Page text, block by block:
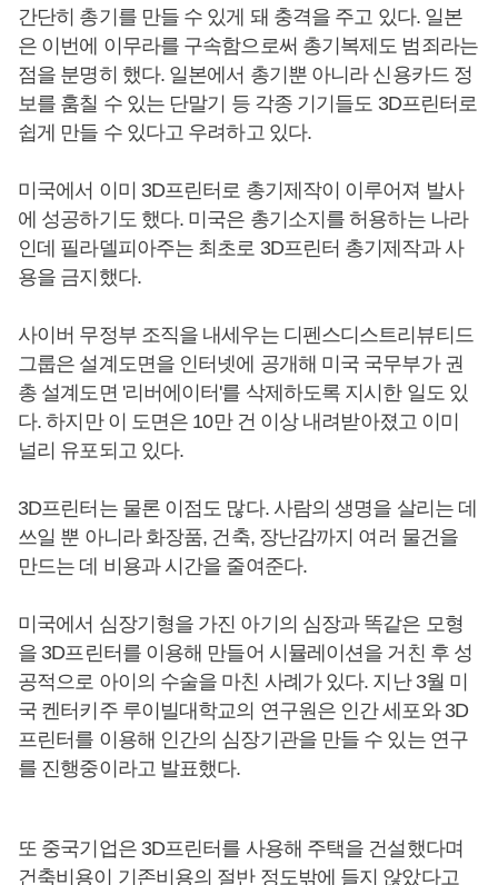
간단히 총기를 만들 수 있게 돼 충격을 주고 있다. 일본
은 이번에 이무라를 구속함으로써 총기복제도 범죄라는
점을 분명히 했다. 일본에서 총기뿐 아니라 신용카드 정
보를 훔칠 수 있는 단말기 등 각종 기기들도 3D프린터로
쉽게 만들 수 있다고 우려하고 있다.
미국에서 이미 3D프린터로 총기제작이 이루어져 발사
에 성공하기도 했다. 미국은 총기소지를 허용하는 나라
인데 필라델피아주는 최초로 3D프린터 총기제작과 사
용을 금지했다.
사이버 무정부 조직을 내세우는 디펜스디스트리뷰티드
그룹은 설계도면을 인터넷에 공개해 미국 국무부가 권
총 설계도면 '리버에이터'를 삭제하도록 지시한 일도 있
다. 하지만 이 도면은 10만 건 이상 내려받아졌고 이미
널리 유포되고 있다.
3D프린터는 물론 이점도 많다. 사람의 생명을 살리는 데
쓰일 뿐 아니라 화장품, 건축, 장난감까지 여러 물건을
만드는 데 비용과 시간을 줄여준다.
미국에서 심장기형을 가진 아기의 심장과 똑같은 모형
을 3D프린터를 이용해 만들어 시뮬레이션을 거친 후 성
공적으로 아이의 수술을 마친 사례가 있다. 지난 3월 미
국 켄터키주 루이빌대학교의 연구원은 인간 세포와 3D
프린터를 이용해 인간의 심장기관을 만들 수 있는 연구
를 진행중이라고 발표했다.
또 중국기업은 3D프린터를 사용해 주택을 건설했다며
건축비용이 기존비용의 절반 정도밖에 들지 않았다고